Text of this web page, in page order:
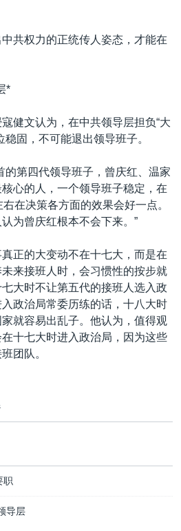
共权力的正统传人姿态，才能在
*
健文认为，在中共领导层担负“大
固，不可能退出领导班子。
的第四代领导班子，曾庆红、温家
心的人，一个领导班子稳定，在
在决策各方面的效果会好一点。
为曾庆红根本不会下来。”
正的大变动不在十七大，而是在
来接班人时，会习惯性的按步就
大时不让第五代的接班人选入政
政治局常委历练的话，十八大时
就容易出乱子。他认为，值得观
十七大时进入政治局，因为这些
团队。
职
导层